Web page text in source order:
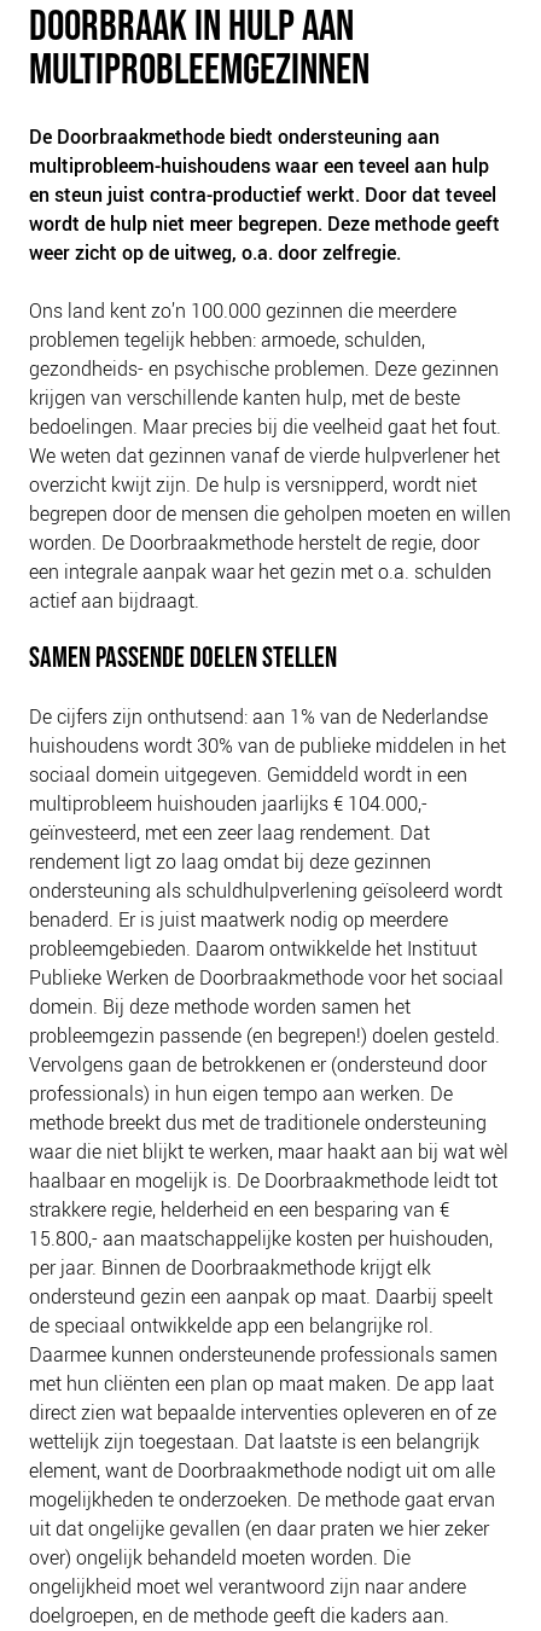
PLINKR NAZORG
SOCIALDEBT
COLLECTIEF SCHULDREGELEN
DE VOORZIENINGENWIJZER
NEDERLANDSE SCHULDHULPROUTE (NSR)
OVER ONS
VISIE EN MISSIE
HET TEAM
ONZE PARTNERS
VACATURES
IN DE MEDIA
OVER NCFG
NIEUWS
BLOGS
DOORBRAAK IN HULP AAN
MULTIPROBLEEMGEZINNEN
De Doorbraakmethode biedt ondersteuning aan
multiprobleem-huishoudens waar een teveel aan hulp
en steun juist contra-productief werkt. Door dat teveel
wordt de hulp niet meer begrepen. Deze methode geeft
weer zicht op de uitweg, o.a. door zelfregie.
Ons land kent zo’n 100.000 gezinnen die meerdere
problemen tegelijk hebben: armoede, schulden,
gezondheids- en psychische problemen. Deze gezinnen
krijgen van verschillende kanten hulp, met de beste
bedoelingen. Maar precies bij die veelheid gaat het fout.
We weten dat gezinnen vanaf de vierde hulpverlener het
overzicht kwijt zijn. De hulp is versnipperd, wordt niet
begrepen door de mensen die geholpen moeten en willen
worden. De Doorbraakmethode herstelt de regie, door
een integrale aanpak waar het gezin met o.a. schulden
actief aan bijdraagt.
SAMEN PASSENDE DOELEN STELLEN
De cijfers zijn onthutsend: aan 1% van de Nederlandse
huishoudens wordt 30% van de publieke middelen in het
sociaal domein uitgegeven. Gemiddeld wordt in een
multiprobleem huishouden jaarlijks € 104.000,-
geïnvesteerd, met een zeer laag rendement. Dat
rendement ligt zo laag omdat bij deze gezinnen
ondersteuning als schuldhulpverlening geïsoleerd wordt
benaderd. Er is juist maatwerk nodig op meerdere
probleemgebieden. Daarom ontwikkelde het Instituut
Publieke Werken de Doorbraakmethode voor het sociaal
domein. Bij deze methode worden samen het
probleemgezin passende (en begrepen!) doelen gesteld.
Vervolgens gaan de betrokkenen er (ondersteund door
professionals) in hun eigen tempo aan werken. De
methode breekt dus met de traditionele ondersteuning
waar die niet blijkt te werken, maar haakt aan bij wat wèl
haalbaar en mogelijk is. De Doorbraakmethode leidt tot
strakkere regie, helderheid en een besparing van €
15.800,- aan maatschappelijke kosten per huishouden,
per jaar. Binnen de Doorbraakmethode krijgt elk
ondersteund gezin een aanpak op maat. Daarbij speelt
de speciaal ontwikkelde app een belangrijke rol.
Daarmee kunnen ondersteunende professionals samen
met hun cliënten een plan op maat maken. De app laat
direct zien wat bepaalde interventies opleveren en of ze
wettelijk zijn toegestaan. Dat laatste is een belangrijk
element, want de Doorbraakmethode nodigt uit om alle
mogelijkheden te onderzoeken. De methode gaat ervan
uit dat ongelijke gevallen (en daar praten we hier zeker
over) ongelijk behandeld moeten worden. Die
ongelijkheid moet wel verantwoord zijn naar andere
doelgroepen, en de methode geeft die kaders aan.